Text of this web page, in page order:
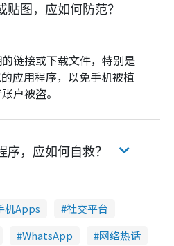
图，应如何防范？
链接或下载文件，特别是
应用程序，以免手机被植
户被盗。
，应如何自救？
机Apps
社交平台
WhatsApp 网络热话